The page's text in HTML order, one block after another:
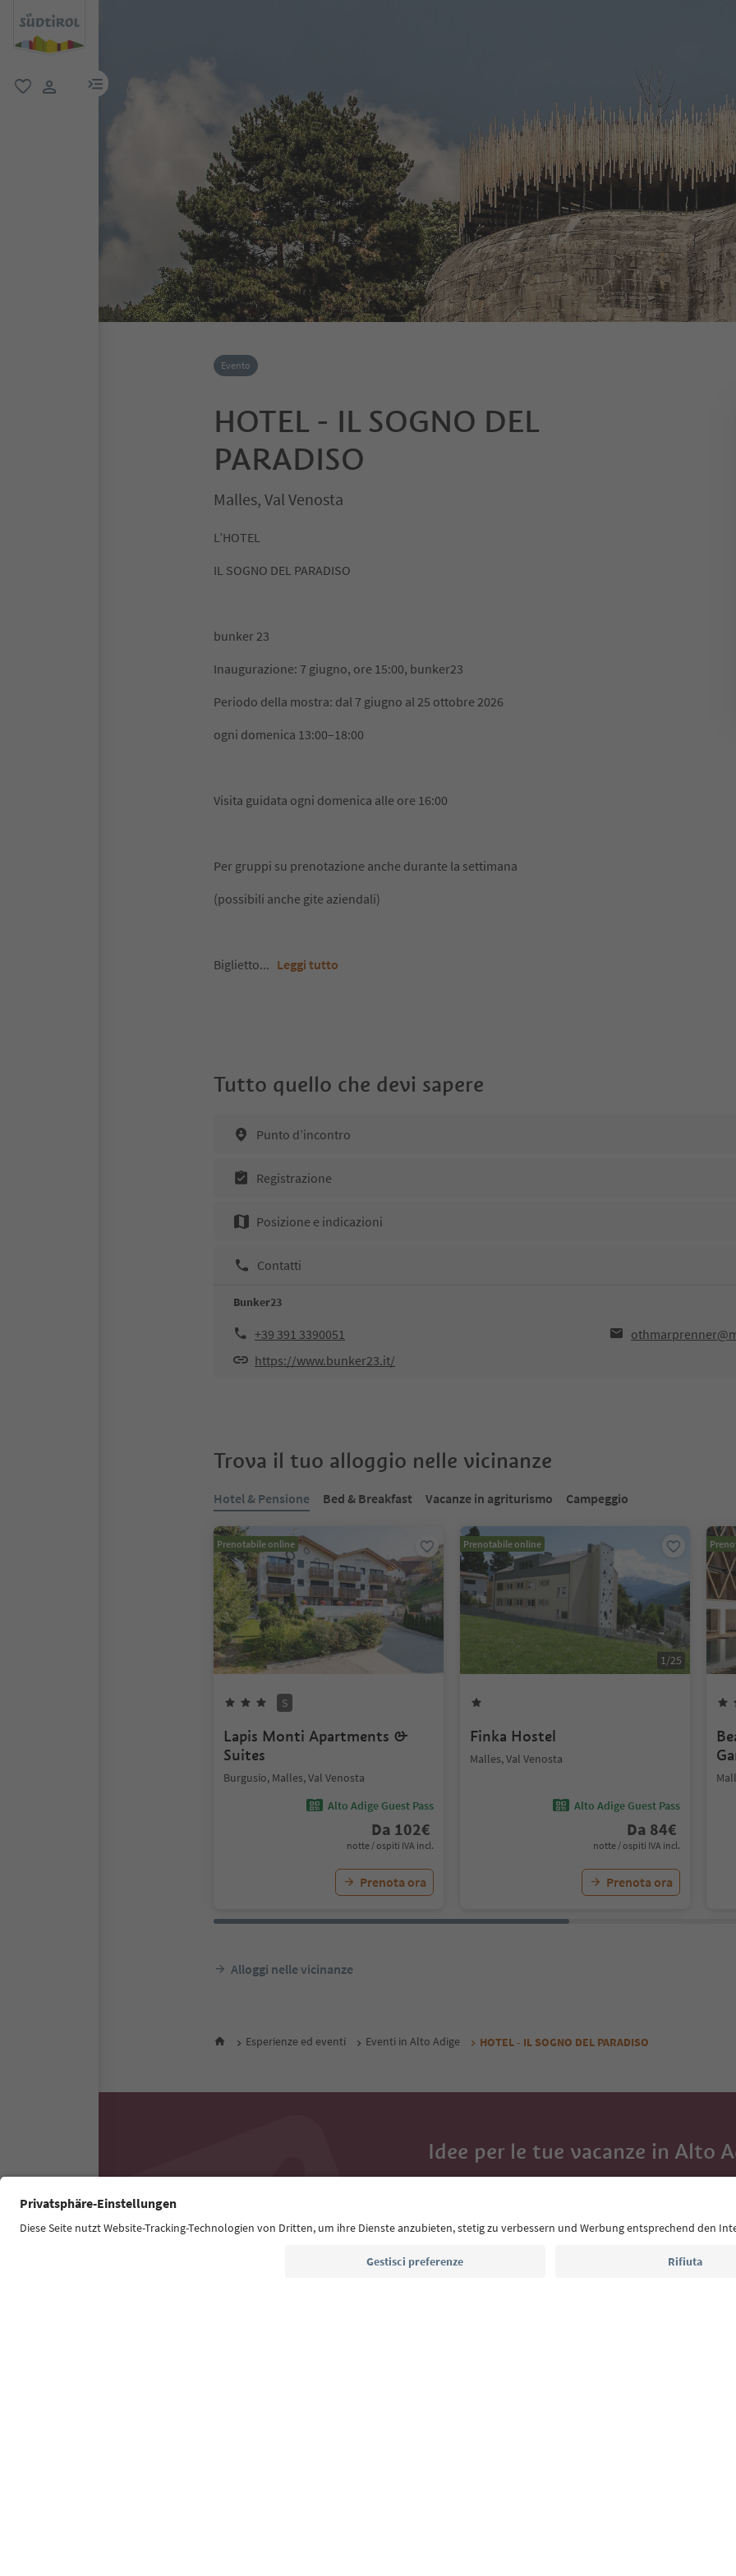
menu link
Evento
HOTEL - IL SOGNO DEL
PARADISO
Malles, Val Venosta
L’HOTEL
IL SOGNO DEL PARADISO
bunker 23
Inaugurazione: 7 giugno, ore 15:00, bunker23
Periodo della mostra: dal 7 giugno al 25 ottobre 2026
ogni domenica 13:00–18:00
Visita guidata ogni domenica alle ore 16:00
Per gruppi su prenotazione anche durante la settimana
(possibili anche gite aziendali)
Biglietto... Leggi tutto
Tutto quello che devi sapere
Punto d’incontro
Registrazione
Posizione e indicazioni
Contatti
Bunker23
+39 391 3390051
https://www.bunker23.it/
Trova il tuo alloggio nelle vicinanze
Hotel & Pensione Bed & Breakfast Vacanze in agriturismo Campeggio
Prenotabile online
S
Lapis Monti Apartments &
Suites
Burgusio, Malles, Val Venosta
Alto Adige Guest Pass
Da 102€
notte / ospiti IVA incl.
Prenota ora
Prenotabile online
1/25
Finka Hostel
Malles, Val Venosta
Alto Adige Guest Pass
Da 84€
notte / ospiti IVA incl.
Prenota ora
Alloggi nelle vicinanze
Esperienze ed eventi Eventi in Alto Adige HOTEL - IL SOGNO DEL PARADISO
Idee per le tue vacanze in Alto
Indirizzo e-mail*